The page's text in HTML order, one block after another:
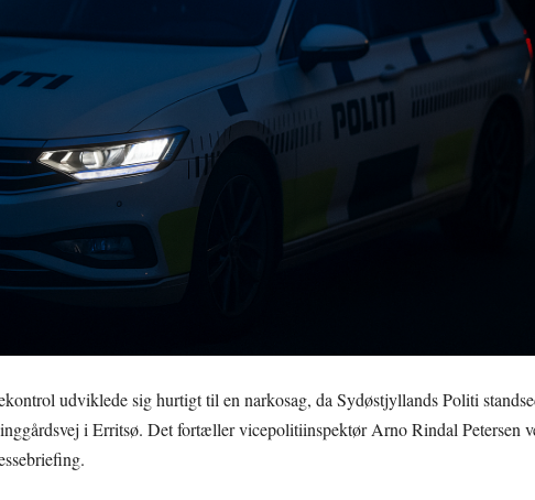
udviklede sig hurtigt til en narkosag, da Sydøstjyllands Politi
i Erritsø. Det fortæller vicepolitiinspektør Arno Rindal Petersen